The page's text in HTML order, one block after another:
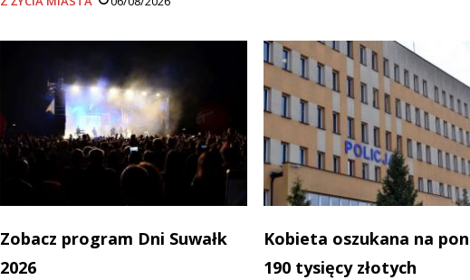
Zobacz program Dni Suwałk
2026
Kobieta oszukana na
190 tysięcy złotych